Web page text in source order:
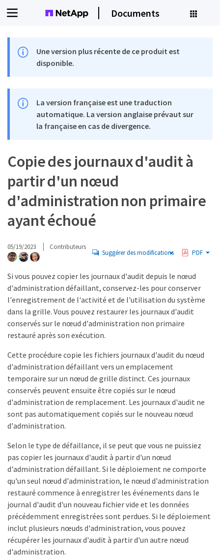
Documents
Une version plus récente de ce produit est
disponible.
La version française est une traduction
automatique. La version anglaise prévaut sur
la française en cas de divergence.
Copie des journaux d'audit à
partir d'un nœud
d'administration non primaire
ayant échoué
05/19/2023 Contributeurs
Suggérer des modifications PDF
Si vous pouvez copier les journaux d'audit depuis le nœud
d'administration défaillant, conservez-les pour conserver
l'enregistrement de l'activité et de l'utilisation du système
dans la grille. Vous pouvez restaurer les journaux d'audit
conservés sur le nœud d'administration non primaire
restauré après son exécution.
Cette procédure copie les fichiers journaux d'audit du nœud
d'administration défaillant vers un emplacement
temporaire sur un nœud de grille distinct. Ces journaux
conservés peuvent ensuite être copiés sur le nœud
d'administration de remplacement. Les journaux d'audit ne
sont pas automatiquement copiés sur le nouveau nœud
d'administration.
Selon le type de défaillance, il se peut que vous ne puissiez
pas copier les journaux d'audit à partir d'un nœud
d'administration défaillant. Si le déploiement ne comporte
qu'un seul nœud d'administration, le nœud d'administration
restauré commence à enregistrer les événements dans le
journal d'audit d'un nouveau fichier vide et les données
précédemment enregistrées sont perdues. Si le déploiement
inclut plusieurs nœuds d'administration, vous pouvez
récupérer les journaux d'audit à partir d'un autre nœud
d'administration.